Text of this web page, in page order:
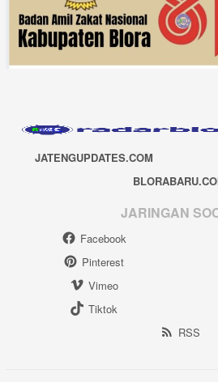
JATENGUPDATES.COM
JARINGAN
Facebook
Pinterest
Vimeo
Tiktok
RSS